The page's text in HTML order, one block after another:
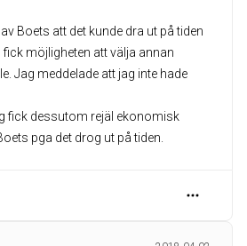
Boets att det kunde dra ut på tiden
möjligheten att välja annan
Jag meddelade att jag inte hade
fick dessutom rejäl ekonomisk
pga det drog ut på tiden.